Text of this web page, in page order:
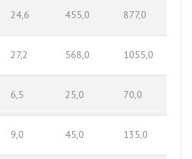
24,6 455,0 877,0
27,2 568,0 1055,0
6,5 25,0 70,0
9,0 45,0 135,0